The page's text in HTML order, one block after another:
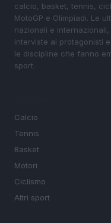
calcio, basket, tennis,
MotoGP e Olimpiadi. Le
nazionali e
interviste ai protagonisti
le discipline che fanno
sport.
Calcio
Tennis
Basket
Motori
Ciclismo
Altri sport